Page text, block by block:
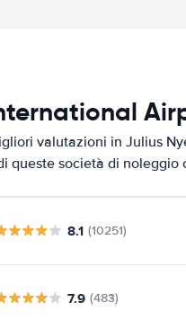
valutazioni in Julius
queste società di noleggio
8.1 (10251)
7.9 (483)